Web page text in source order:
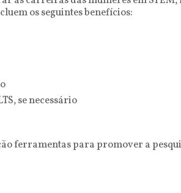
os seguintes benefícios:
se necessário
ferramentas para promover a